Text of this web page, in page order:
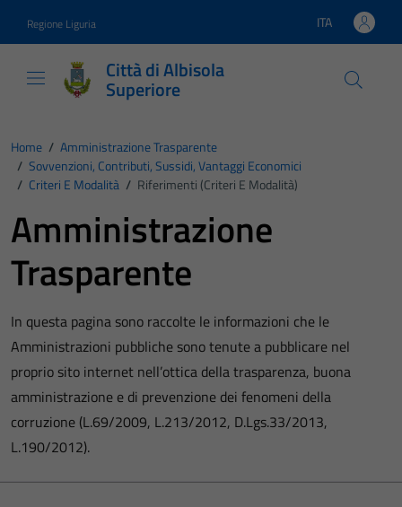
Regione Liguria Lingua attiva:
ITA
Città di Albisola
Superiore
Home / Amministrazione Trasparente
/ Sovvenzioni, Contributi, Sussidi, Vantaggi Economici
/ Criteri E Modalità / Riferimenti (Criteri E Modalità)
Amministrazione
Trasparente
In questa pagina sono raccolte le informazioni che le
Amministrazioni pubbliche sono tenute a pubblicare nel
proprio sito internet nell’ottica della trasparenza, buona
amministrazione e di prevenzione dei fenomeni della
corruzione (L.69/2009, L.213/2012, D.Lgs.33/2013,
L.190/2012).